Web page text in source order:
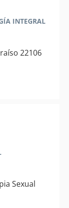
INTEGRAL
22106
Sexual